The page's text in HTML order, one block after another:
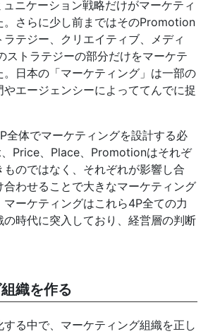
ニケーション戦略だけがマーケティ
。さらに少し前まではそのPromotion
テジー、クリエイティブ、メディ
ストラテジーの部分だけをマーケテ
。日本の「マーケティング」は一部の
エージェンシーによっててんでに捉
全体でマーケティングを設計する必
Price、Place、Promotionはそれぞ
のではなく、それぞれが影響し合
合わせることで大きなマーケティング
ーケティングはこれら4P全ての力
の時代に突入しており、経営層の判断
織を作る
る中で、マーケティング組織を正し